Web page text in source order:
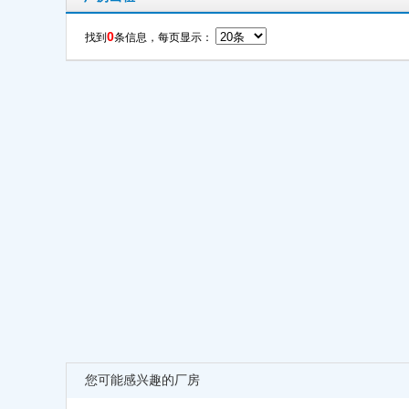
找到 0条信息，每页显示：
您可能感兴趣的厂房